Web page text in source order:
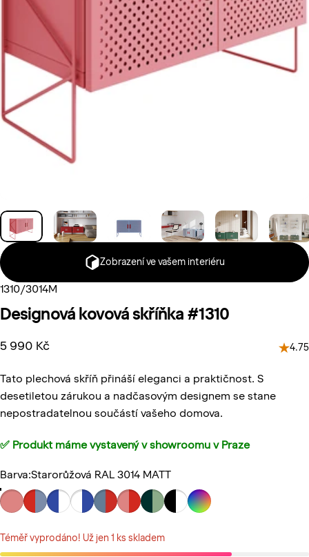
Zobrazení ve vašem interiéru
1310/3014M
Designová kovová skříňka #1310
5 990 Kč 4.75
Tato plechová skříň přináší eleganci a praktičnost. S
desetiletou zárukou a nadčasovým designem se stane
nepostradatelnou součástí vašeho domova.
✅ Produkt máme vystavený vshowroomu v Praze
Barva
Barva:Starorůžová RAL 3014 MATT
Téměř vyprodáno! Už jen 1 ks skladem